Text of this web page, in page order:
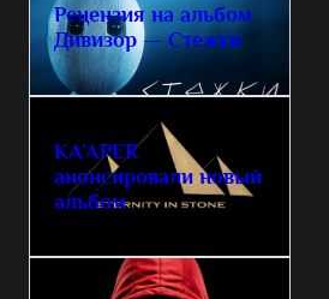
Рецензия на альбом
Дивизор — Стежки
KA’APER
анонсировали новый
альбом